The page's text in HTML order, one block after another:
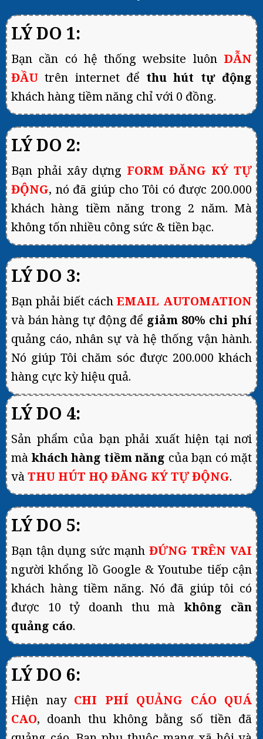
LÝ DO 1:
Bạn cần có hệ thống website luôn DẪN
ĐẦU trên internet để thu hút tự động
khách hàng tiềm năng chỉ với 0 đồng.
LÝ DO 2:
Bạn phải xây dựng FORM ĐĂNG KÝ TỰ
ĐỘNG, nó đã giúp cho Tôi có được 200.000
khách hàng tiềm năng trong 2 năm. Mà
không tốn nhiều công sức & tiền bạc.
LÝ DO 3:
Bạn phải biết cách EMAIL AUTOMATION
và bán hàng tự động để giảm 80% chi phí
quảng cáo, nhân sự và hệ thống vận hành.
Nó giúp Tôi chăm sóc được 200.000 khách
hàng cực kỳ hiệu quả.
LÝ DO 4:
Sản phẩm của bạn phải xuất hiện tại nơi
mà khách hàng tiềm năng của bạn có mặt
vàTHU HÚT HỌ ĐĂNG KÝ TỰ ĐỘNG.
LÝ DO 5:
Bạn tận dụng sức mạnh ĐỨNG TRÊN VAI
người khổng lồ Google & Youtube tiếp cận
khách hàng tiềm năng. Nó đã giúp tôi có
được 10 tỷ doanh thu mà không cần
quảng cáo.
LÝ DO 6:
Hiện nay CHI PHÍ QUẢNG CÁO QUÁ
CAO, doanh thu không bằng số tiền đã